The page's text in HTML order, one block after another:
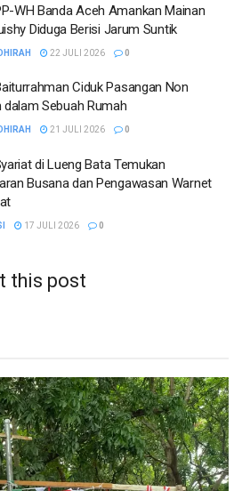
WH Banda Aceh Amankan Mainan
Diduga Berisi Jarum Suntik
22 JULI 2026 0
Ciduk Pasangan Non
Sebuah Rumah
21 JULI 2026 0
di Lueng Bata Temukan
Busana dan Pengawasan Warnet
17 JULI 2026 0
this post